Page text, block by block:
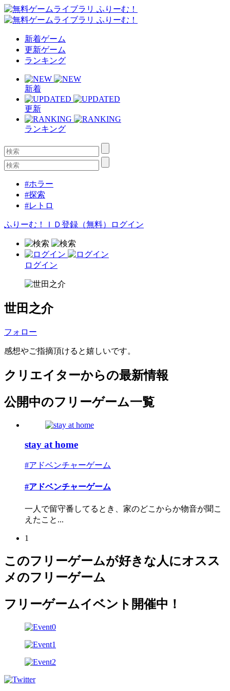
新着ゲーム
更新ゲーム
ランキング
新着
更新
ランキング
#ホラー
#探索
#レトロ
ふりーむ！ＩＤ登録（無料） ログイン
ログイン
世田之介
フォロー
感想やご指摘頂けると嬉しいです。
クリエイターからの最新情報
公開中のフリーゲーム一覧
stay at home
#アドベンチャーゲーム
#アドベンチャーゲーム
一人で留守番してるとき、家のどこからか物音が聞こ
えたこと...
1
このフリーゲームが好きな人にオスス
メのフリーゲーム
フリーゲームイベント開催中！